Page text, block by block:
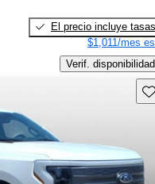
El precio incluye tasas
$1,011/mes
Verif. disponibilidad